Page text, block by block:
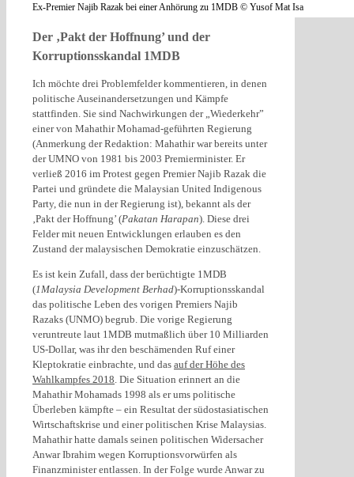
Ex-Premier Najib Razak bei einer Anhörung zu 1MDB © Yusof Mat Isa
Der ‚Pakt der Hoffnung’ und der
Korruptionsskandal 1MDB
Ich möchte drei Problemfelder kommentieren, in denen
politische Auseinandersetzungen und Kämpfe
stattfinden. Sie sind Nachwirkungen der „Wiederkehr”
einer von Mahathir Mohamad-geführten Regierung
(Anmerkung der Redaktion: Mahathir war bereits unter
der UMNO von 1981 bis 2003 Premierminister. Er
verließ 2016 im Protest gegen Premier Najib Razak die
Partei und gründete die Malaysian United Indigenous
Party, die nun in der Regierung ist), bekannt als der
‚Pakt der Hoffnung’ (Pakatan Harapan). Diese drei
Felder mit neuen Entwicklungen erlauben es den
Zustand der malaysischen Demokratie einzuschätzen.
Es ist kein Zufall, dass der berüchtigte 1MDB
(1Malaysia Development Berhad)-Korruptionsskandal
das politische Leben des vorigen Premiers Najib
Razaks (UNMO) begrub. Die vorige Regierung
veruntreute laut 1MDB mutmaßlich über 10 Milliarden
US-Dollar, was ihr den beschämenden Ruf einer
Kleptokratie einbrachte, und das auf der Höhe des
Wahlkampfes 2018. Die Situation erinnert an die
Mahathir Mohamads 1998 als er ums politische
Überleben kämpfte – ein Resultat der südostasiatischen
Wirtschaftskrise und einer politischen Krise Malaysias.
Mahathir hatte damals seinen politischen Widersacher
Anwar Ibrahim wegen Korruptionsvorwürfen als
Finanzminister entlassen. In der Folge wurde Anwar zu